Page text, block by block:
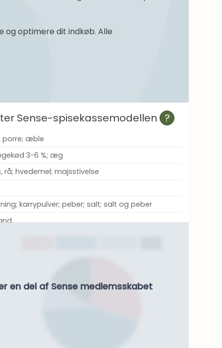
optimere dit indkøb. Alle
Sense-spisekassemodellen ?
porre; æble
3-6 %; æg
rå; hvedemel; majsstivelse
karrypulver; peber; salt; salt og peber
en del af Sense medlemsskabet